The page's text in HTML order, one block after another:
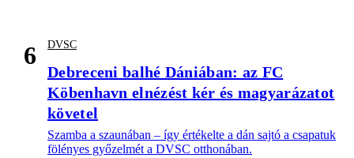
6 DVSC
Debreceni balhé Dániában: az FC
Köbenhavn elnézést kér és magyarázatot
követel
Szamba a szaunában – így értékelte a dán sajtó a csapatuk
fölényes győzelmét a DVSC otthonában.